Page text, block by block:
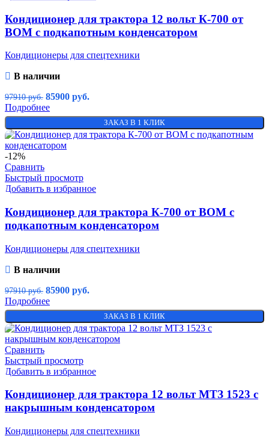
Кондиционер для трактора 12 вольт К-700 от
ВОМ с подкапотным конденсатором
Кондиционеры для спецтехники
В наличии
97910руб. 85900 руб.
Подробнее
ЗАКАЗ В 1 КЛИК
-12%
Сравнить
Быстрый просмотр
Добавить в избранное
Кондиционер для трактора К-700 от ВОМ с
подкапотным конденсатором
Кондиционеры для спецтехники
В наличии
97910руб. 85900 руб.
Подробнее
ЗАКАЗ В 1 КЛИК
Сравнить
Быстрый просмотр
Добавить в избранное
Кондиционер для трактора 12 вольт МТЗ 1523 с
накрышным конденсатором
Кондиционеры для спецтехники